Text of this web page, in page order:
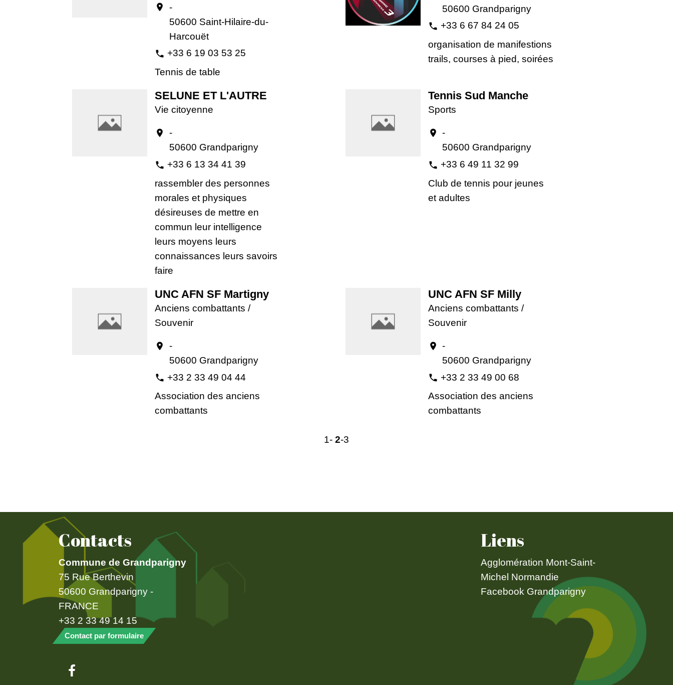
location_on
-
50600 Saint-Hilaire-du-
Harcouët
phone +33 6 19 03 53 25
Tennis de table
50600 Grandparigny
phone +33 6 67 84 24 05
organisation de manifestions
trails, courses à pied, soirées
SELUNE ET L'AUTRE
Vie citoyenne
location_on
-
50600 Grandparigny
phone +33 6 13 34 41 39
rassembler des personnes
morales et physiques
désireuses de mettre en
commun leur intelligence
leurs moyens leurs
connaissances leurs savoirs
faire
Tennis Sud Manche
Sports
location_on
-
50600 Grandparigny
phone +33 6 49 11 32 99
Club de tennis pour jeunes
et adultes
UNC AFN SF Martigny
Anciens combattants /
Souvenir
location_on
-
50600 Grandparigny
phone +33 2 33 49 04 44
Association des anciens
combattants
UNC AFN SF Milly
Anciens combattants /
Souvenir
location_on
-
50600 Grandparigny
phone +33 2 33 49 00 68
Association des anciens
combattants
1- 2-3
Contacts
Commune de Grandparigny
75 Rue Berthevin
50600 Grandparigny -
FRANCE
+33 2 33 49 14 15
Contact par formulaire
Liens
Agglomération Mont-Saint-
Michel Normandie
Facebook Grandparigny